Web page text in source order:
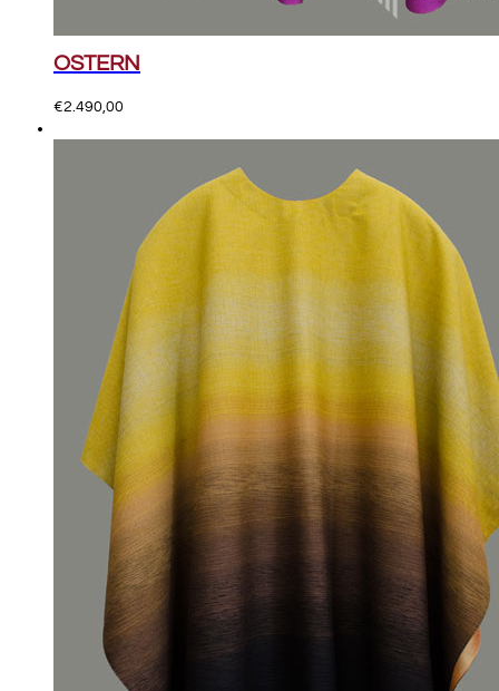
OSTERN
€2.490,00